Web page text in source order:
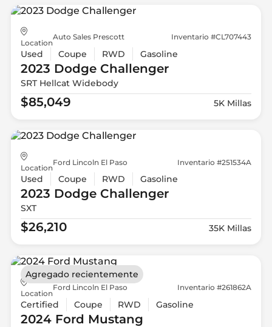
Location
Auto Sales Prescott Inventario #CL707443
Used Coupe RWD Gasoline
2023 DodgeChallenger
SRT Hellcat Widebody
$85,049 5K Millas
Location
Ford Lincoln El Paso Inventario #251534A
Used Coupe RWD Gasoline
2023 DodgeChallenger
SXT
$26,210 35K Millas
Location
Ford Lincoln El Paso Inventario #261862A
Certified Coupe RWD Gasoline
2024 Ford Mustang
Agregado recientemente